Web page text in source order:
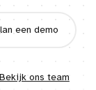
een demo
Bekijk ons team